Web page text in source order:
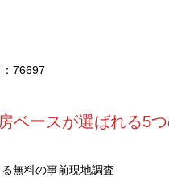
76697
ベースが選ばれる5
無料の事前現地調査